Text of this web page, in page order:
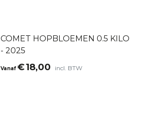
COMET HOPBLOEMEN 0.5 KILO
- 2025
Vanaf €18,00 incl. BTW